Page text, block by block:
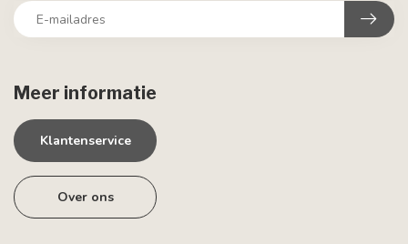
Meer informatie
Klantenservice
Over ons